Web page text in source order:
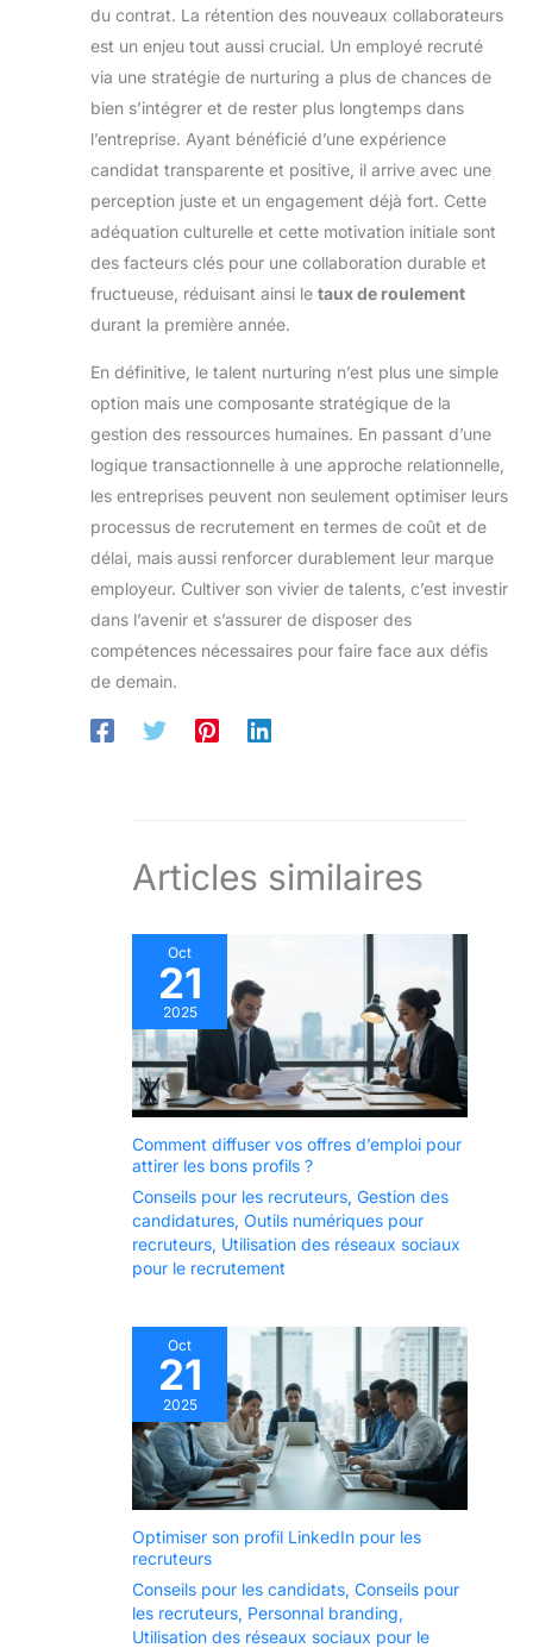
du contrat. La rétention des nouveaux collaborateurs
est un enjeu tout aussi crucial. Un employé recruté
via une stratégie de nurturing a plus de chances de
bien s’intégrer et de rester plus longtemps dans
l’entreprise. Ayant bénéficié d’une expérience
candidat transparente et positive, il arrive avec une
perception juste et un engagement déjà fort. Cette
adéquation culturelle et cette motivation initiale sont
des facteurs clés pour une collaboration durable et
fructueuse, réduisant ainsi le taux de roulement
durant la première année.
En définitive, le talent nurturing n’est plus une simple
option mais une composante stratégique de la
gestion des ressources humaines. En passant d’une
logique transactionnelle à une approche relationnelle,
les entreprises peuvent non seulement optimiser leurs
processus de recrutement en termes de coût et de
délai, mais aussi renforcer durablement leur marque
employeur. Cultiver son vivier de talents, c’est investir
dans l’avenir et s’assurer de disposer des
compétences nécessaires pour faire face aux défis
de demain.
Articles similaires
Oct
21
2025
Comment diffuser vos offres d’emploi pour
attirer les bons profils ?
Conseils pour les recruteurs, Gestion des
candidatures, Outils numériques pour
recruteurs, Utilisation des réseaux sociaux
pour le recrutement
Oct
21
2025
Optimiser son profil LinkedIn pour les
recruteurs
Conseils pour les candidats, Conseils pour
les recruteurs, Personnal branding,
Utilisation des réseaux sociaux pour le